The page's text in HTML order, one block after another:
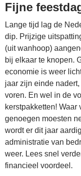
Fijne
Lange tijd lag de
dip. Prijzige
(uit wanhoop)
bij elkaar te knopen.
economie is weer
jaar zijn einde
voren. En wel in de
kerstpakketten!
genoegen moesten
wordt er dit jaar
administratie van
weer. Lees snel
financieel voordeel.